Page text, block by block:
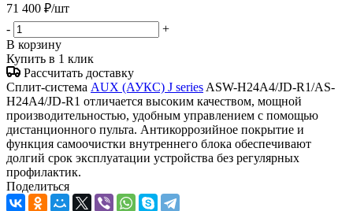
71 400 ₽/шт
-
+
В корзину
Купить в 1 клик
Рассчитать доставку
Сплит-система AUX (АУКС) J series ASW-H24A4/JD-R1/AS-
H24A4/JD-R1 отличается высоким качеством, мощной
производительностью, удобным управлением с помощью
дистанционного пульта. Антикоррозийное покрытие и
функция самоочистки внутреннего блока обеспечивают
долгий срок эксплуатации устройства без регулярных
профилактик.
Поделиться